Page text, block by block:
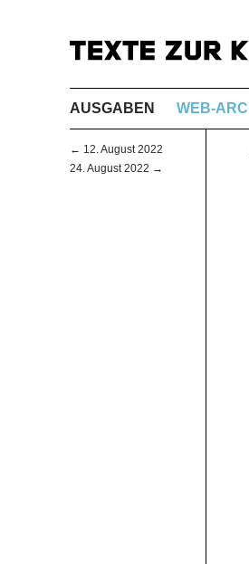
AUSGABEN WEB-
← 12. August 2022
24. August 2022 →